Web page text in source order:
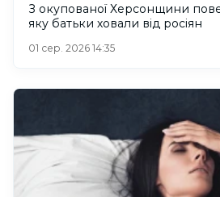
З окупованої Херсонщини
яку батьки ховали від росіян
01 сер. 2026 14:35